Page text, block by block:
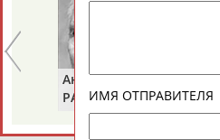
Анатолий
РАХЛИНИМЯ ОТПРАВИТЕЛЯ